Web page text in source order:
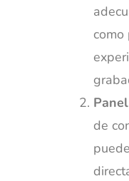
como
de